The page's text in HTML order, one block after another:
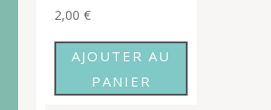
2,00 €
AJOUTER AU
PANIER